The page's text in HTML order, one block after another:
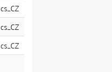
cs_CZ
cs_CZ
cs_CZ